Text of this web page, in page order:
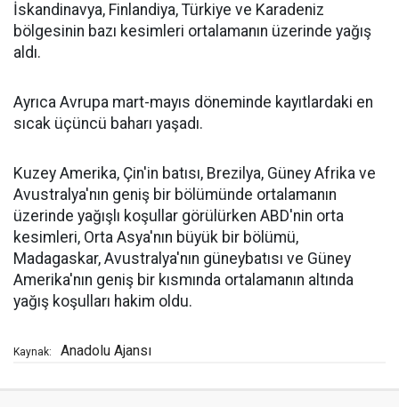
İskandinavya, Finlandiya, Türkiye ve Karadeniz
bölgesinin bazı kesimleri ortalamanın üzerinde yağış
aldı.
Ayrıca Avrupa mart-mayıs döneminde kayıtlardaki en
sıcak üçüncü baharı yaşadı.
Kuzey Amerika, Çin'in batısı, Brezilya, Güney Afrika ve
Avustralya'nın geniş bir bölümünde ortalamanın
üzerinde yağışlı koşullar görülürken ABD'nin orta
kesimleri, Orta Asya'nın büyük bir bölümü,
Madagaskar, Avustralya'nın güneybatısı ve Güney
Amerika'nın geniş bir kısmında ortalamanın altında
yağış koşulları hakim oldu.
Kaynak: Anadolu Ajansı